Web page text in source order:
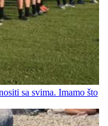
sa svima. Imamo što